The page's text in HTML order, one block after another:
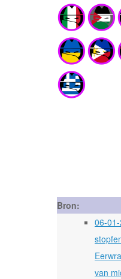
Bron:
06-
van